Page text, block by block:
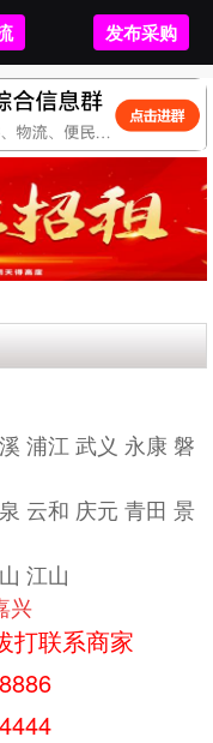
发布采购
发布采购
浦江 武义 永康 磐
云和 庆元 青田 景
江山
兴
打联系商家